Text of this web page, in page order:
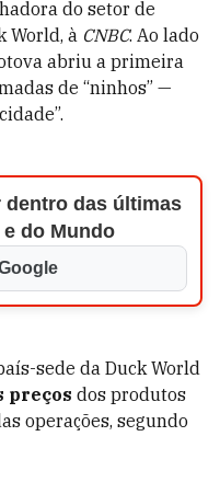
do setor de
World, à CNBC. Ao lado
abriu a primeira
de “ninhos” —
dentro das últimas
do Mundo
sede da Duck World
preços dos produtos
operações, segundo